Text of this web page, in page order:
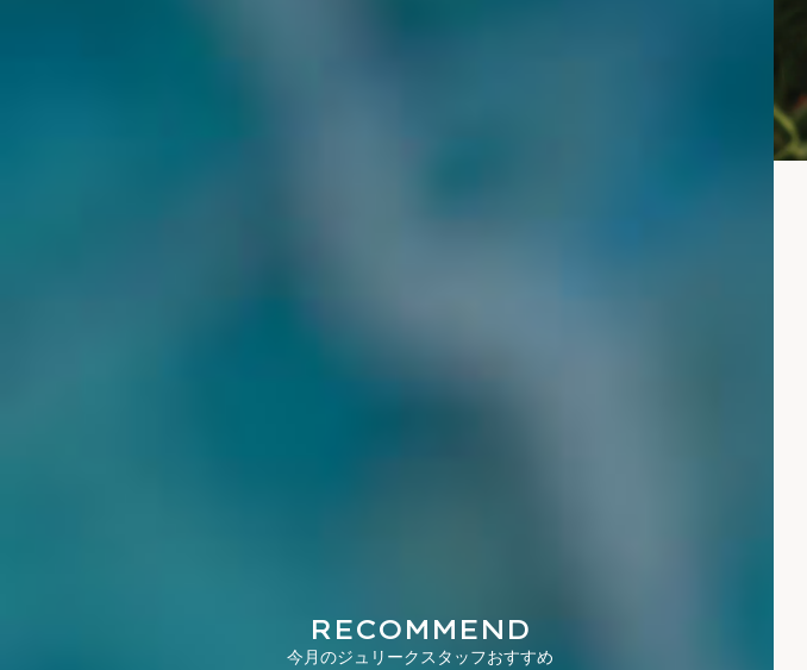
RECOMMEND
今月のジュリークスタッフおすすめ